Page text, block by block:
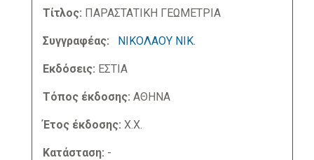
Τίτλος: ΠΑΡΑΣΤΑΤΙΚΗ ΓΕΩΜΕΤΡΙΑ
Συγγραφέας: ΝΙΚΟΛΑΟΥ ΝΙΚ.
Εκδόσεις: ΕΣΤΙΑ
Τόπος έκδοσης: ΑΘΗΝΑ
Έτος έκδοσης: Χ.Χ.
Κατάσταση: -